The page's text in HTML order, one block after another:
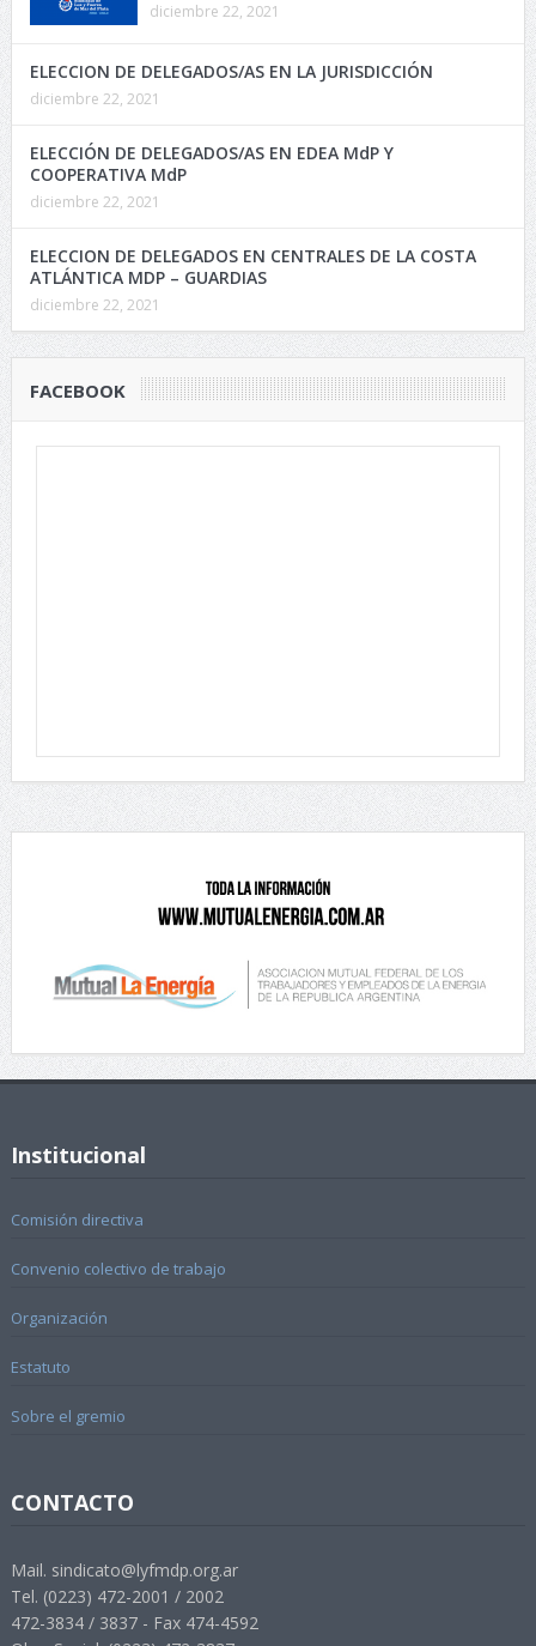
diciembre 22, 2021
ELECCION DE DELEGADOS/AS EN LA JURISDICCIÓN
diciembre 22, 2021
ELECCIÓN DE DELEGADOS/AS EN EDEA MdP Y
COOPERATIVA MdP
diciembre 22, 2021
ELECCION DE DELEGADOS EN CENTRALES DE LA COSTA
ATLÁNTICA MDP – GUARDIAS
diciembre 22, 2021
FACEBOOK
Institucional
Comisión directiva
Convenio colectivo de trabajo
Organización
Estatuto
Sobre el gremio
CONTACTO
Mail. sindicato@lyfmdp.org.ar
Tel. (0223) 472-2001 / 2002
472-3834 / 3837 - Fax 474-4592